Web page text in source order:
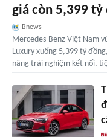
giá còn 5,399 tỷ
Bnews
Mercedes-Benz Việt Nam
Luxury xuống 5,399 tỷ
nâng trải nghiệm kết nối,